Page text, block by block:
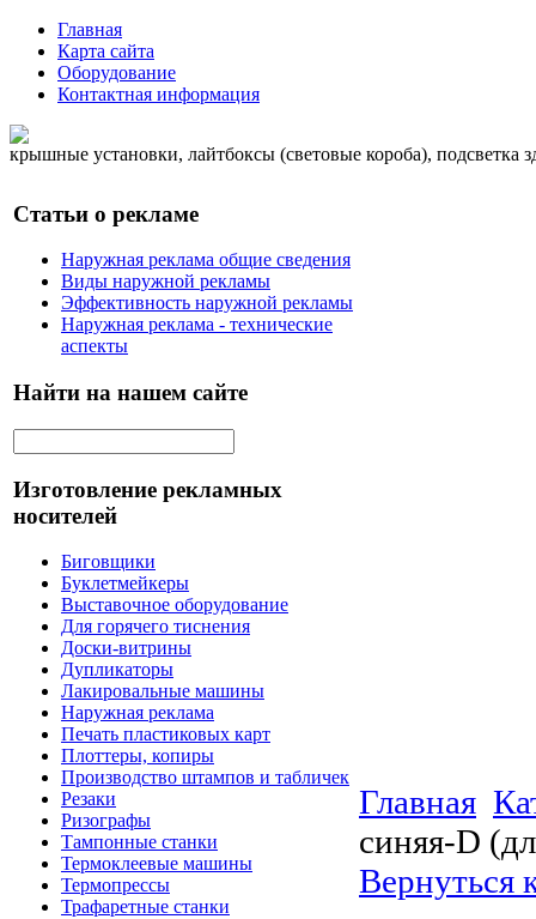
Главная
Карта сайта
Оборудование
Контактная информация
крышные установки, лайтбоксы (световые короба), подсветка
Статьи о рекламе
Наружная реклама общие сведения
Виды наружной рекламы
Эффективность наружной рекламы
Наружная реклама - технические
аспекты
Найти на нашем сайте
Изготовление рекламных
носителей
Биговщики
Буклетмейкеры
Выставочное оборудование
Для горячего тиснения
Доски-витрины
Дупликаторы
Лакировальные машины
Наружная реклама
Печать пластиковых карт
Плоттеры, копиры
Производство штампов и табличек
Резаки
Ризографы
Тампонные станки
Термоклеевые машины
Термопрессы
Трафаретные станки
Главная
синяя-D
Вернуться